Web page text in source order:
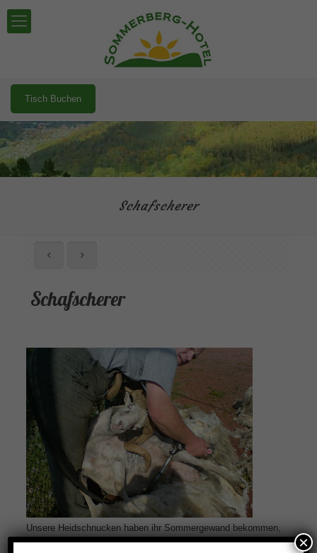
Tisch Buchen
Schafscherer
Schafscherer
Unsere Heidschnucken haben ihr Sommergewand bekommen,
pünktlich zum Wochenende und über 30 Grad!
×